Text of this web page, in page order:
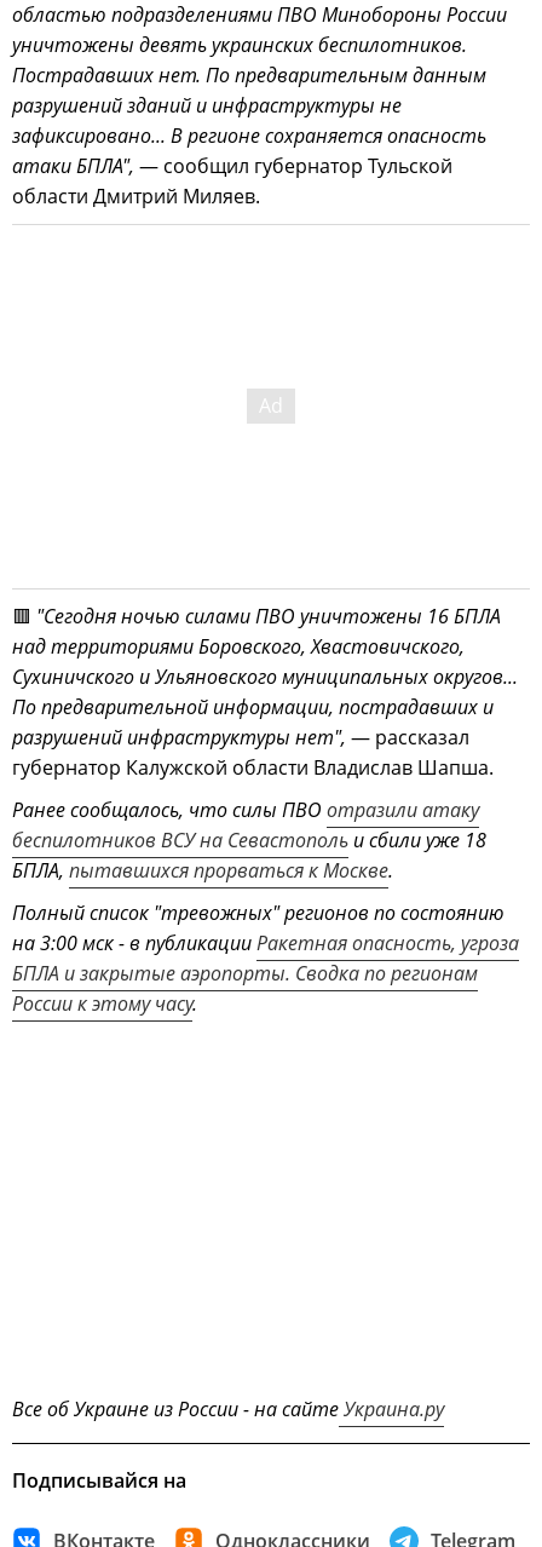
областью подразделениями ПВО Минобороны России
уничтожены девять украинских беспилотников.
Пострадавших нет. По предварительным данным
разрушений зданий и инфраструктуры не
зафиксировано... В регионе сохраняется опасность
атаки БПЛА", — сообщил губернатор Тульской
области Дмитрий Миляев.
🟥 "Сегодня ночью силами ПВО уничтожены 16 БПЛА
над территориями Боровского, Хвастовичского,
Сухиничского и Ульяновского муниципальных округов...
По предварительной информации, пострадавших и
разрушений инфраструктуры нет", — рассказал
губернатор Калужской области Владислав Шапша.
Ранее сообщалось, что силы ПВО отразили атаку
беспилотников ВСУ на Севастополь и сбили уже 18
БПЛА, пытавшихся прорваться к Москве.
Полный список "тревожных" регионов по состоянию
на 3:00 мск - в публикацииРакетная опасность, угроза
БПЛА и закрытые аэропорты. Сводка по регионам
России к этому часу.
Все об Украине из России - на сайтеУкраина.ру
Подписывайся на
ВКонтакте Одноклассники Telegram